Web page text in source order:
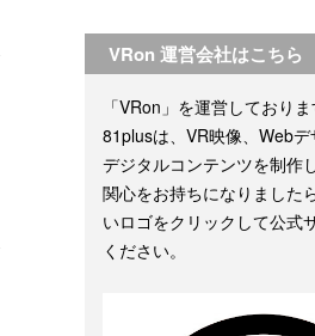
VRon 運営会社はこちら
「VRon」を運営しており
81plusは、VR映像、Web
デジタルコンテンツを制作
関心をお持ちになりました
いロゴをクリックして公式
ください。